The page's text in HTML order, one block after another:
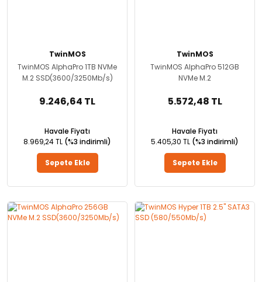
TwinMOS
TwinMOS AlphaPro 1TB NVMe
M.2 SSD(3600/3250Mb/s)
9.246,64 TL
Havale Fiyatı
8.969,24 TL (%3 indirimli)
Sepete Ekle
TwinMOS
TwinMOS AlphaPro 512GB
NVMe M.2
5.572,48 TL
Havale Fiyatı
5.405,30 TL (%3 indirimli)
Sepete Ekle